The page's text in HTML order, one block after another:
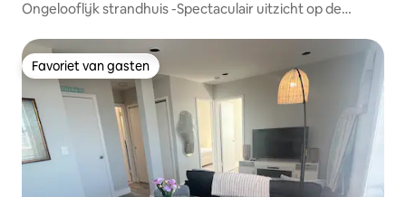
Ongelooflijk strandhuis -Spectaculair uitzicht op de
Favoriet van gasten
Favoriet van gasten